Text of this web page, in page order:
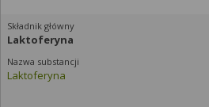
Laktoferyna
Laktoferyna